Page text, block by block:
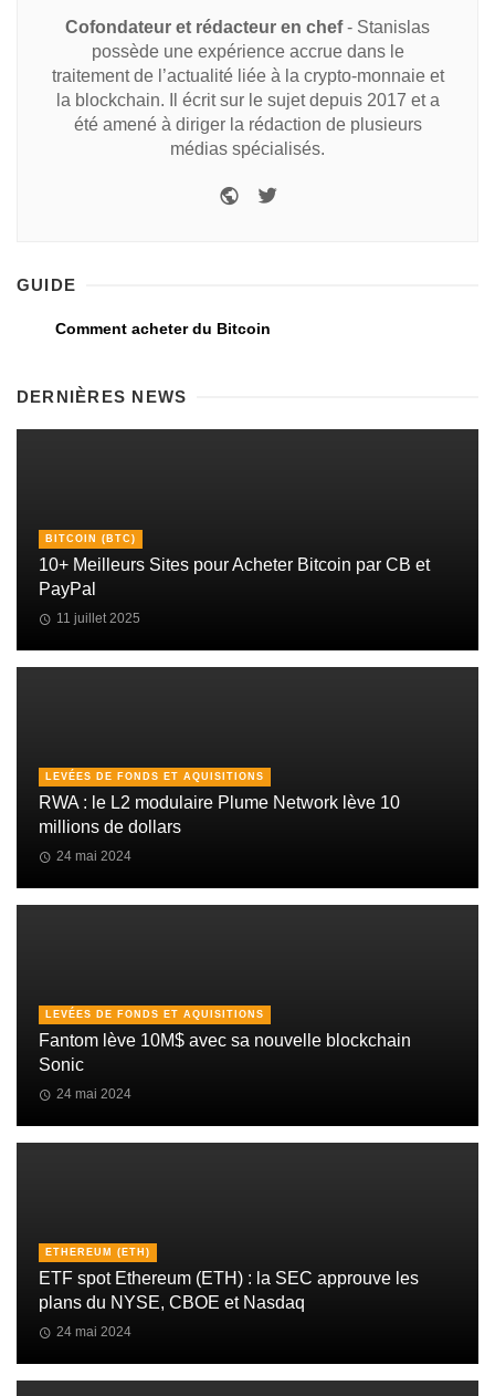
Cofondateur et rédacteur en chef- Stanislas
possède une expérience accrue dans le
traitement de l’actualité liée à la crypto-monnaie et
la blockchain. Il écrit sur le sujet depuis 2017 et a
été amené à diriger la rédaction de plusieurs
médias spécialisés.
GUIDE
Comment acheter du Bitcoin
DERNIÈRES NEWS
BITCOIN (BTC)
10+ Meilleurs Sites pour Acheter Bitcoin par CB et
PayPal
11 juillet 2025
LEVÉES DE FONDS ET AQUISITIONS
RWA : le L2 modulaire Plume Network lève 10
millions de dollars
24 mai 2024
LEVÉES DE FONDS ET AQUISITIONS
Fantom lève 10M$ avec sa nouvelle blockchain
Sonic
24 mai 2024
ETHEREUM (ETH)
ETF spot Ethereum (ETH) : la SEC approuve les
plans du NYSE, CBOE et Nasdaq
24 mai 2024